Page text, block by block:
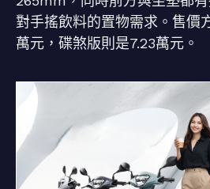
對手搖飲料的置物需求。售價
萬元，碟煞版則是7.23萬元。